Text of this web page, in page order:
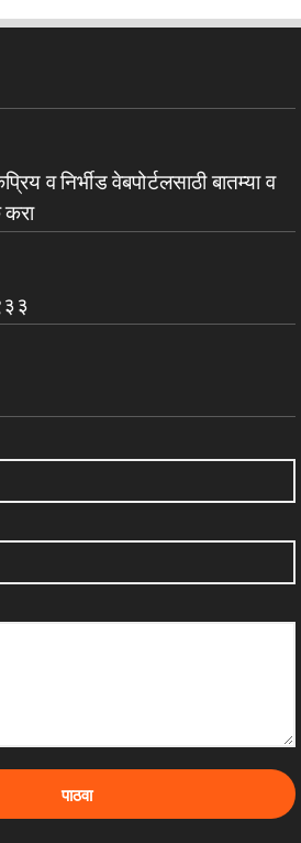
व निर्भीड वेबपोर्टलसाठी बातम्या व
करा